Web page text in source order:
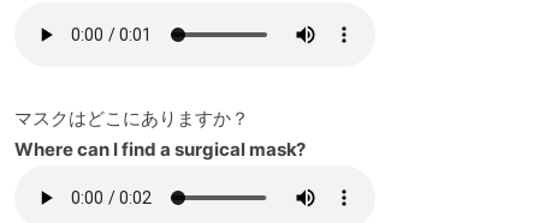
マスクはどこにありますか？
Where can I find a surgical mask?